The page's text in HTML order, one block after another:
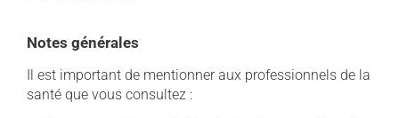
Notes générales
Il est important de mentionner aux professionnels de la
santé que vous consultez :